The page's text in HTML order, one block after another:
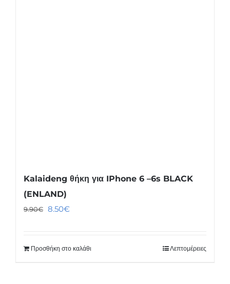
Kalaideng θήκη για IPhone 6 –6s BLACK
(ENLAND)
9.90€ Original
9.90€.
8.50€Η
είναι:
Προσθήκη στο καλάθι Λεπτομέρειες